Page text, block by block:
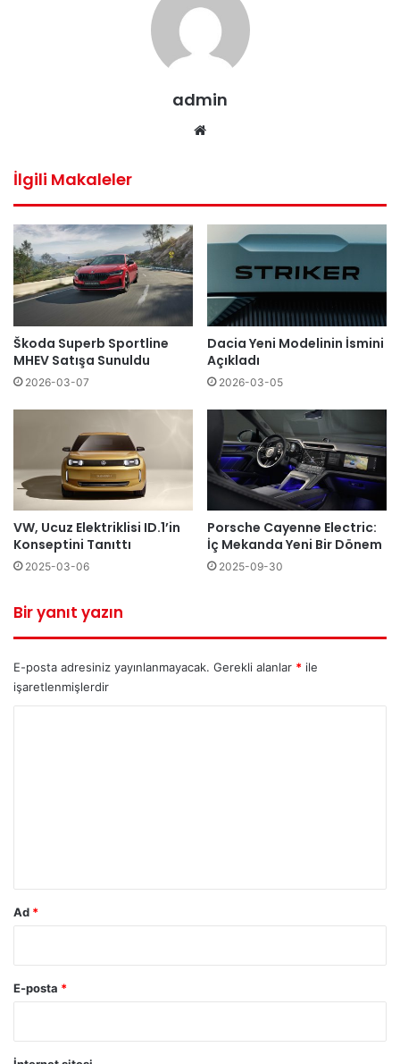
admin
İlgili Makaleler
Škoda Superb Sportline
MHEV Satışa Sunuldu
2026-03-07
Dacia Yeni Modelinin İsmini
Açıkladı
2026-03-05
VW, Ucuz Elektriklisi ID.1’in
Konseptini Tanıttı
2025-03-06
Porsche Cayenne Electric:
İç Mekanda Yeni Bir Dönem
2025-09-30
Bir yanıt yazın
E-posta adresiniz yayınlanmayacak. Gerekli alanlar * ile
işaretlenmişlerdir
Ad *
E-posta *